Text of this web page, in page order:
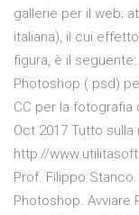
gallerie per il web;
italiana), il cui
figura, è il
Photoshop (.psd)
CC per la
Oct 2017 Tutto
http://
Prof. Filippo
Photoshop. Avviare